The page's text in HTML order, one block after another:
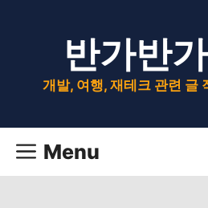
반가반
개발, 여행, 재테크 관련 글
Menu